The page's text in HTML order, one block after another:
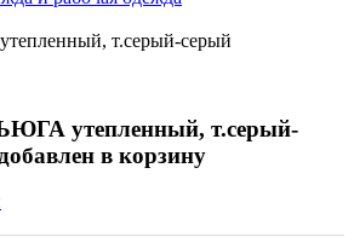
т.серый-серый
утепленный, т.серый-
в корзину